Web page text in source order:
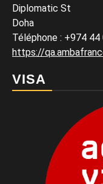
Diplomatic St
Doha
Téléphone : +974 44
https://
VISA